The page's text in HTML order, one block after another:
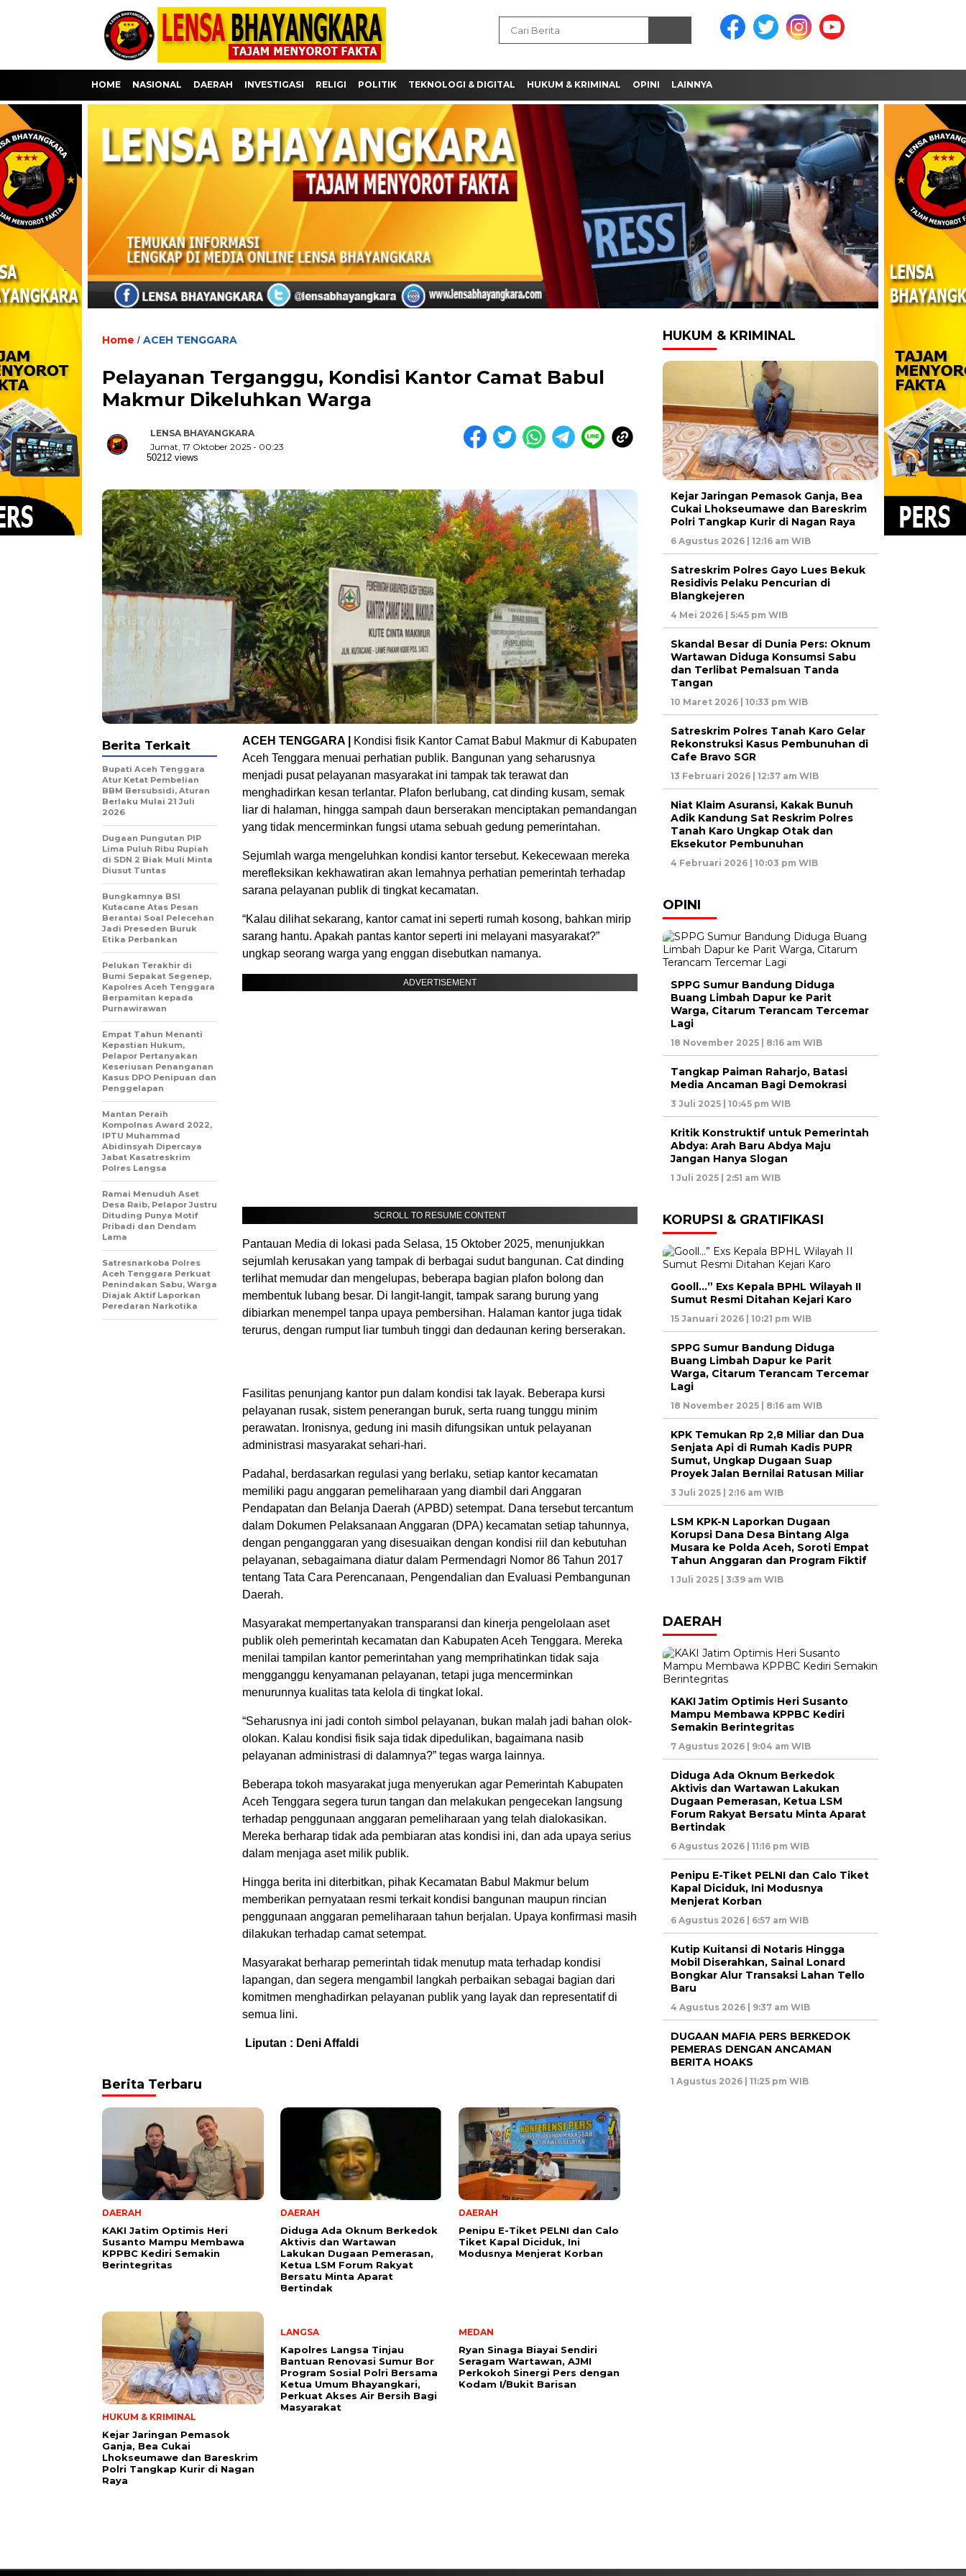
HOME NASIONAL DAERAH INVESTIGASI RELIGI POLITIK TEKNOLOGI & DIGITAL HUKUM & KRIMINAL OPINI LAINNYA
Home / ACEH TENGGARA
Pelayanan Terganggu, Kondisi Kantor Camat Babul
Makmur Dikeluhkan Warga
LENSA BHAYANGKARA
Jumat, 17 Oktober 2025 - 00:23
50212 views
ACEH TENGGARA |
Kondisi fisik Kantor Camat Babul Makmur di Kabupaten
Aceh Tenggara menuai perhatian publik. Bangunan yang seharusnya
menjadi pusat pelayanan masyarakat ini tampak tak terawat dan
menghadirkan kesan terlantar. Plafon berlubang, cat dinding kusam, semak
liar di halaman, hingga sampah daun berserakan menciptakan pemandangan
yang tidak mencerminkan fungsi utama sebuah gedung pemerintahan.
Sejumlah warga mengeluhkan kondisi kantor tersebut. Kekecewaan mereka
merefleksikan kekhawatiran akan lemahnya perhatian pemerintah terhadap
sarana pelayanan publik di tingkat kecamatan.
“Kalau dilihat sekarang, kantor camat ini seperti rumah kosong, bahkan mirip
sarang hantu. Apakah pantas kantor seperti ini melayani masyarakat?”
ungkap seorang warga yang enggan disebutkan namanya.
ADVERTISEMENT
SCROLL TO RESUME CONTENT
Pantauan Media di lokasi pada Selasa, 15 Oktober 2025, menunjukkan
sejumlah kerusakan yang tampak di berbagai sudut bangunan. Cat dinding
terlihat memudar dan mengelupas, beberapa bagian plafon bolong dan
membentuk lubang besar. Di langit-langit, tampak sarang burung yang
dibiarkan menempel tanpa upaya pembersihan. Halaman kantor juga tidak
terurus, dengan rumput liar tumbuh tinggi dan dedaunan kering berserakan.
Fasilitas penunjang kantor pun dalam kondisi tak layak. Beberapa kursi
pelayanan rusak, sistem penerangan buruk, serta ruang tunggu minim
perawatan. Ironisnya, gedung ini masih difungsikan untuk pelayanan
administrasi masyarakat sehari-hari.
Padahal, berdasarkan regulasi yang berlaku, setiap kantor kecamatan
memiliki pagu anggaran pemeliharaan yang diambil dari Anggaran
Pendapatan dan Belanja Daerah (APBD) setempat. Dana tersebut tercantum
dalam Dokumen Pelaksanaan Anggaran (DPA) kecamatan setiap tahunnya,
dengan penganggaran yang disesuaikan dengan kondisi riil dan kebutuhan
pelayanan, sebagaimana diatur dalam Permendagri Nomor 86 Tahun 2017
tentang Tata Cara Perencanaan, Pengendalian dan Evaluasi Pembangunan
Daerah.
Masyarakat mempertanyakan transparansi dan kinerja pengelolaan aset
publik oleh pemerintah kecamatan dan Kabupaten Aceh Tenggara. Mereka
menilai tampilan kantor pemerintahan yang memprihatinkan tidak saja
mengganggu kenyamanan pelayanan, tetapi juga mencerminkan
menurunnya kualitas tata kelola di tingkat lokal.
“Seharusnya ini jadi contoh simbol pelayanan, bukan malah jadi bahan olok-
olokan. Kalau kondisi fisik saja tidak dipedulikan, bagaimana nasib
pelayanan administrasi di dalamnya?” tegas warga lainnya.
Beberapa tokoh masyarakat juga menyerukan agar Pemerintah Kabupaten
Aceh Tenggara segera turun tangan dan melakukan pengecekan langsung
terhadap penggunaan anggaran pemeliharaan yang telah dialokasikan.
Mereka berharap tidak ada pembiaran atas kondisi ini, dan ada upaya serius
dalam menjaga aset milik publik.
Hingga berita ini diterbitkan, pihak Kecamatan Babul Makmur belum
memberikan pernyataan resmi terkait kondisi bangunan maupun rincian
penggunaan anggaran pemeliharaan tahun berjalan. Upaya konfirmasi masih
dilakukan terhadap camat setempat.
Masyarakat berharap pemerintah tidak menutup mata terhadap kondisi
lapangan, dan segera mengambil langkah perbaikan sebagai bagian dari
komitmen menghadirkan pelayanan publik yang layak dan representatif di
semua lini.
Liputan : Deni Affaldi
Berita Terkait
Bupati Aceh Tenggara
Atur Ketat Pembelian
BBM Bersubsidi, Aturan
Berlaku Mulai 21 Juli
2026
Dugaan Pungutan PIP
Lima Puluh Ribu Rupiah
di SDN 2 Biak Muli Minta
Diusut Tuntas
Bungkamnya BSI
Kutacane Atas Pesan
Berantai Soal Pelecehan
Jadi Preseden Buruk
Etika Perbankan
Pelukan Terakhir di
Bumi Sepakat Segenep,
Kapolres Aceh Tenggara
Berpamitan kepada
Purnawirawan
Empat Tahun Menanti
Kepastian Hukum,
Pelapor Pertanyakan
Keseriusan Penanganan
Kasus DPO Penipuan dan
Penggelapan
Mantan Peraih
Kompolnas Award 2022,
IPTU Muhammad
Abidinsyah Dipercaya
Jabat Kasatreskrim
Polres Langsa
Ramai Menuduh Aset
Desa Raib, Pelapor Justru
Dituding Punya Motif
Pribadi dan Dendam
Lama
Satresnarkoba Polres
Aceh Tenggara Perkuat
Penindakan Sabu, Warga
Diajak Aktif Laporkan
Peredaran Narkotika
Berita Terbaru
DAERAH
KAKI Jatim Optimis Heri
Susanto Mampu Membawa
KPPBC Kediri Semakin
Berintegritas
DAERAH
Diduga Ada Oknum Berkedok
Aktivis dan Wartawan
Lakukan Dugaan Pemerasan,
Ketua LSM Forum Rakyat
Bersatu Minta Aparat
Bertindak
DAERAH
Penipu E-Tiket PELNI dan Calo
Tiket Kapal Diciduk, Ini
Modusnya Menjerat Korban
HUKUM & KRIMINAL
Kejar Jaringan Pemasok
Ganja, Bea Cukai
Lhokseumawe dan Bareskrim
Polri Tangkap Kurir di Nagan
Raya
LANGSA
Kapolres Langsa Tinjau
Bantuan Renovasi Sumur Bor
Program Sosial Polri Bersama
Ketua Umum Bhayangkari,
Perkuat Akses Air Bersih Bagi
Masyarakat
MEDAN
Ryan Sinaga Biayai Sendiri
Seragam Wartawan, AJMI
Perkokoh Sinergi Pers dengan
Kodam I/Bukit Barisan
HUKUM & KRIMINAL
Kejar Jaringan Pemasok Ganja, Bea
Cukai Lhokseumawe dan Bareskrim
Polri Tangkap Kurir di Nagan Raya
6 Agustus 2026 | 12:16 am WIB
Satreskrim Polres Gayo Lues Bekuk
Residivis Pelaku Pencurian di
Blangkejeren
4 Mei 2026 | 5:45 pm WIB
Skandal Besar di Dunia Pers: Oknum
Wartawan Diduga Konsumsi Sabu
dan Terlibat Pemalsuan Tanda
Tangan
10 Maret 2026 | 10:33 pm WIB
Satreskrim Polres Tanah Karo Gelar
Rekonstruksi Kasus Pembunuhan di
Cafe Bravo SGR
13 Februari 2026 | 12:37 am WIB
Niat Klaim Asuransi, Kakak Bunuh
Adik Kandung Sat Reskrim Polres
Tanah Karo Ungkap Otak dan
Eksekutor Pembunuhan
4 Februari 2026 | 10:03 pm WIB
OPINI
SPPG Sumur Bandung Diduga
Buang Limbah Dapur ke Parit
Warga, Citarum Terancam Tercemar
Lagi
18 November 2025 | 8:16 am WIB
Tangkap Paiman Raharjo, Batasi
Media Ancaman Bagi Demokrasi
3 Juli 2025 | 10:45 pm WIB
Kritik Konstruktif untuk Pemerintah
Abdya: Arah Baru Abdya Maju
Jangan Hanya Slogan
1 Juli 2025 | 2:51 am WIB
KORUPSI & GRATIFIKASI
Gooll…” Exs Kepala BPHL Wilayah II
Sumut Resmi Ditahan Kejari Karo
15 Januari 2026 | 10:21 pm WIB
SPPG Sumur Bandung Diduga
Buang Limbah Dapur ke Parit
Warga, Citarum Terancam Tercemar
Lagi
18 November 2025 | 8:16 am WIB
KPK Temukan Rp 2,8 Miliar dan Dua
Senjata Api di Rumah Kadis PUPR
Sumut, Ungkap Dugaan Suap
Proyek Jalan Bernilai Ratusan Miliar
3 Juli 2025 | 2:16 am WIB
LSM KPK-N Laporkan Dugaan
Korupsi Dana Desa Bintang Alga
Musara ke Polda Aceh, Soroti Empat
Tahun Anggaran dan Program Fiktif
1 Juli 2025 | 3:39 am WIB
DAERAH
KAKI Jatim Optimis Heri Susanto
Mampu Membawa KPPBC Kediri
Semakin Berintegritas
7 Agustus 2026 | 9:04 am WIB
Diduga Ada Oknum Berkedok
Aktivis dan Wartawan Lakukan
Dugaan Pemerasan, Ketua LSM
Forum Rakyat Bersatu Minta Aparat
Bertindak
6 Agustus 2026 | 11:16 pm WIB
Penipu E-Tiket PELNI dan Calo Tiket
Kapal Diciduk, Ini Modusnya
Menjerat Korban
6 Agustus 2026 | 6:57 am WIB
Kutip Kuitansi di Notaris Hingga
Mobil Diserahkan, Sainal Lonard
Bongkar Alur Transaksi Lahan Tello
Baru
4 Agustus 2026 | 9:37 am WIB
DUGAAN MAFIA PERS BERKEDOK
PEMERAS DENGAN ANCAMAN
BERITA HOAKS
1 Agustus 2026 | 11:25 pm WIB